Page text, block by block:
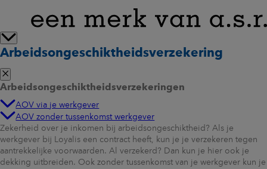
Arbeidsongeschiktheidsverzekering
Arbeidsongeschiktheidsverzekeringen
AOV via je werkgever
AOV zonder tussenkomst werkgever
Zekerheid over je inkomen bij arbeidsongeschiktheid? Als je
werkgever bij Loyalis een contract heeft, kun je je verzekeren tegen
aantrekkelijke voorwaarden. Al verzekerd? Dan kun je hier ook je
dekking uitbreiden. Ook zonder tussenkomst van je werkgever kun je